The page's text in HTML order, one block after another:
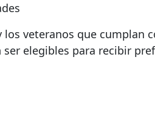
los veteranos que cumplan
elegibles para recibir